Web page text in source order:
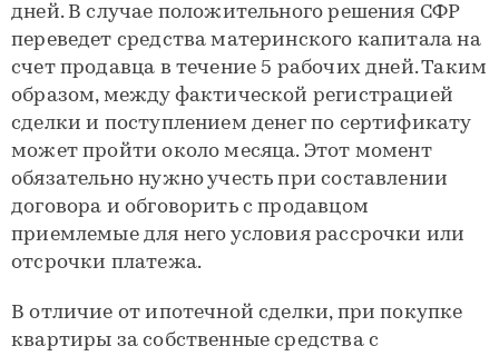
дней. В случае положительного решения СФР
переведет средства материнского капитала на
счет продавца в течение 5 рабочих дней. Таким
образом, между фактической регистрацией
сделки и поступлением денег по сертификату
может пройти около месяца. Этот момент
обязательно нужно учесть при составлении
договора и обговорить с продавцом
приемлемые для него условия рассрочки или
отсрочки платежа.
В отличие от ипотечной сделки, при покупке
квартиры за собственные средства с